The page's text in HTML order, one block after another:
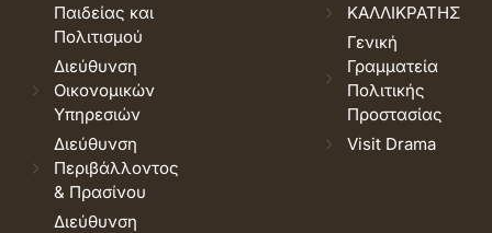
Παιδείας και
Πολιτισμού
Διεύθυνση
Οικονομικών
Υπηρεσιών
Διεύθυνση
Περιβάλλοντος
& Πρασίνου
Διεύθυνση
ΚΑΛΛΙΚΡΑΤΗΣ
Γενική
Γραμματεία
Πολιτικής
Προστασίας
Visit Drama